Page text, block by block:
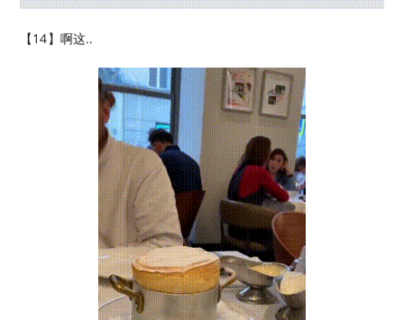
【14】啊这..